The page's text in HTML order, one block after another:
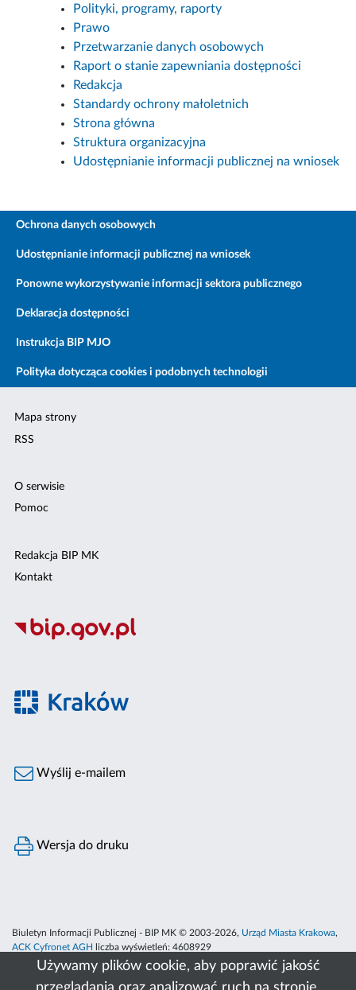
Używamy plików cookie, aby poprawić jakość
Polityki, programy, raporty
Prawo
Przetwarzanie danych osobowych
Raport o stanie zapewniania dostępności
Redakcja
Standardy ochrony małoletnich
Strona główna
Struktura organizacyjna
Udostępnianie informacji publicznej na wniosek
Ochrona danych osobowych
Udostępnianie informacji publicznej na wniosek
Ponowne wykorzystywanie informacji sektora publicznego
Deklaracja dostępności
Instrukcja BIP MJO
Polityka dotycząca cookies i podobnych technologii
Mapa strony
RSS
O serwisie
Pomoc
Redakcja BIP MK
Kontakt
Wyślij e-mailem
Wersja do druku
Biuletyn Informacji Publicznej - BIP MK © 2003-2026, Urząd Miasta Krakowa,
ACK Cyfronet AGH
liczba wyświetleń: 4608929